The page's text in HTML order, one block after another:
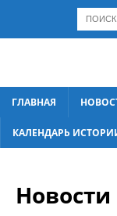
ГЛАВНАЯ
КАЛЕНДАРЬ